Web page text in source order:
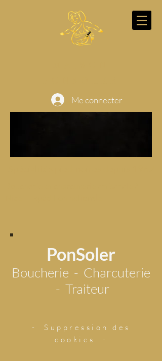
Me connecter
PonSoler
Boucherie - Charcuterie
- Traiteur
- Suppression des
cookies -